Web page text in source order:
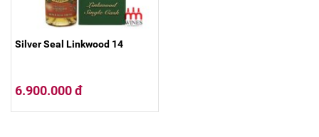
Silver Seal Linkwood 14
6.900.000 đ